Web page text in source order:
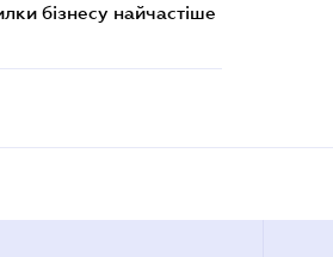
бізнесу найчастіше